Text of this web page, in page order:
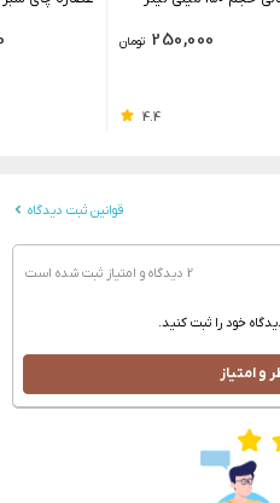
تومان 250,000
4.4
قوانین ثبت دیدگاه
2 دیدگاه و امتیاز ثبت شده است
خود را ثبت کنید.
و امتیاز